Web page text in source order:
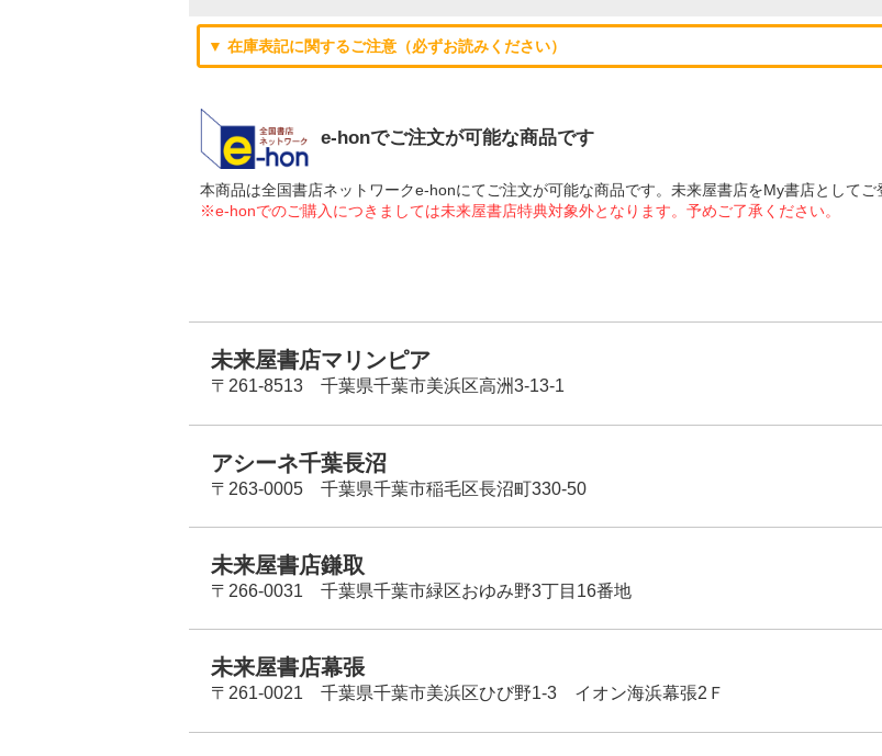
▼ 在庫表記に関するご注意（必ずお読みください）
e-honでご注文が可能な商品です
本商品は全国書店ネットワークe-honにてご注文が可能な商品です。未来屋書店をMy書店として
※e-honでのご購入につきましては未来屋書店特典対象外となります。予めご了承ください。
未来屋書店マリンピア
〒261-8513 千葉県千葉市美浜区高洲3-13-1
アシーネ千葉長沼
〒263-0005 千葉県千葉市稲毛区長沼町330-50
未来屋書店鎌取
〒266-0031 千葉県千葉市緑区おゆみ野3丁目16番地
未来屋書店幕張
〒261-0021 千葉県千葉市美浜区ひび野1-3 イオン海浜幕張2Ｆ